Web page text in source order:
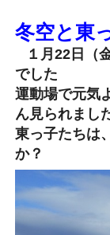
冬空と東
１月22日（
でした
運動場で元気
ん見られまし
東っ子たちは
か？